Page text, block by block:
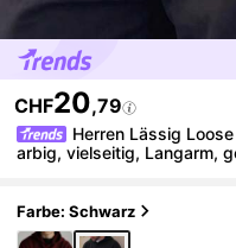
CHF20,79
Herren Lässig
arbig, vielseitig, Langarm,
Farbe: Schwarz